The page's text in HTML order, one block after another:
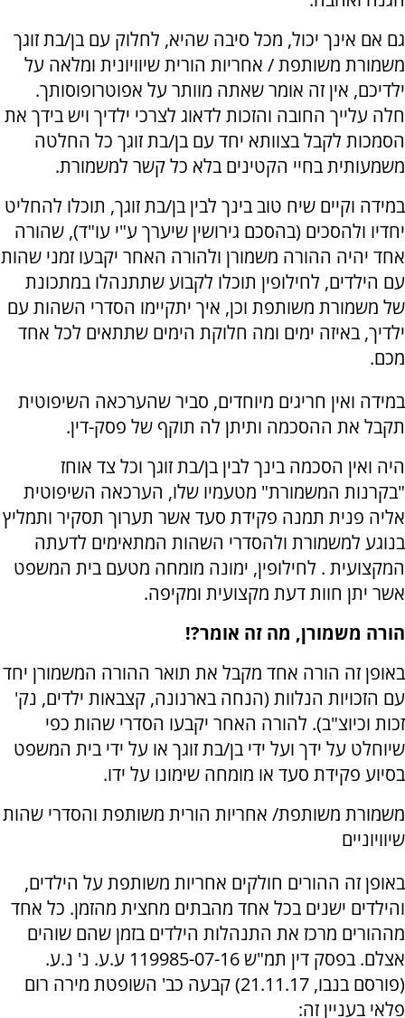
גם אם אינך יכול, מכל סיבה שהיא, לחלוק עם בן/בת זוגך
משמורת משותפת / אחריות הורית שיוויונית ומלאה על
ילדיכם, אין זה אומר שאתה מוותר על אפוטרופוסותך.
חלה עלייך החובה והזכות לדאוג לצרכי ילדיך ויש בידך את
הסמכות לקבל בצוותא יחד עם בן/בת זוגך כל החלטה
משמעותית בחיי הקטינים בלא כל קשר למשמורת.
במידה וקיים שיח טוב בינך לבין בן/בת זוגך, תוכלו להחליט
יחדיו ולהסכים (בהסכם גירושין שיערך ע"י עו"ד), שהורה
אחד יהיה ההורה משמורן ולהורה האחר יקבעו זמני שהות
עם הילדים, לחילופין תוכלו לקבוע שתתנהלו במתכונת
של משמורת משותפת וכן, איך יתקיימו הסדרי השהות עם
ילדיך, באיזה ימים ומה חלוקת הימים שתתאים לכל אחד
מכם.
במידה ואין חריגים מיוחדים, סביר שהערכאה השיפוטית
תקבל את ההסכמה ותיתן לה תוקף של פסק-דין.
היה ואין הסכמה בינך לבין בן/בת זוגך וכל צד אוחז
"בקרנות המשמורת" מטעמיו שלו, הערכאה השיפוטית
אליה פנית תמנה פקידת סעד אשר תערוך תסקיר ותמליץ
בנוגע למשמורת ולהסדרי השהות המתאימים לדעתה
המקצועית . לחילופין, ימונה מומחה מטעם בית המשפט
אשר יתן חוות דעת מקצועית ומקיפה.
הורה משמורן, מה זה אומר?!
באופן זה הורה אחד מקבל את תואר ההורה המשמורן יחד
עם הזכויות הנלוות (הנחה בארנונה, קצבאות ילדים, נק'
זכות וכיוצ"ב). להורה האחר יקבעו הסדרי שהות כפי
שיוחלט על ידך ועל ידי בן/בת זוגך או על ידי בית המשפט
בסיוע פקידת סעד או מומחה שימונו על ידו.
משמורת משותפת/ אחריות הורית משותפת והסדרי שהות
שיוויוניים
באופן זה ההורים חולקים אחריות משותפת על הילדים,
והילדים ישנים בכל אחד מהבתים מחצית מהזמן. כל אחד
מההורים מרכז את התנהלות הילדים בזמן שהם שוהים
אצלם. בפסק דין תמ"ש 119985-07-16 ע.ע. נ' נ.ע.
(פורסם בנבו, 21.11.17) קבעה כב' השופטת מירה רום
פלאי בעניין זה: